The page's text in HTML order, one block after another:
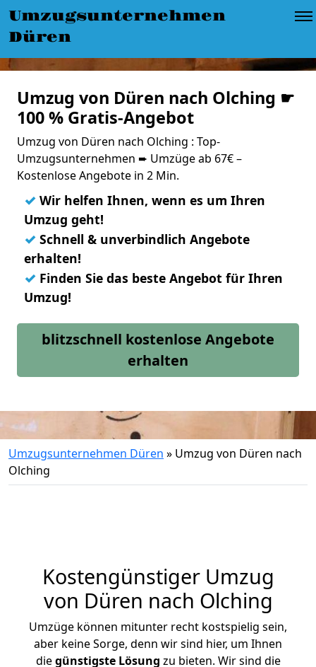
Umzugsunternehmen
Düren
Umzug von Düren nach Olching ☛
100 % Gratis-Angebot
Umzug von Düren nach Olching : Top-
Umzugsunternehmen ➨ Umzüge ab 67€ –
Kostenlose Angebote in 2 Min.
✓ Wir helfen Ihnen, wenn es um Ihren
Umzug geht!
✓ Schnell & unverbindlich Angebote
erhalten!
✓ Finden Sie das beste Angebot für Ihren
Umzug!
blitzschnell kostenlose Angebote
erhalten
Umzugsunternehmen Düren » Umzug von Düren nach
Olching
Kostengünstiger Umzug
von Düren nach Olching
Umzüge können mitunter recht kostspielig sein,
aber keine Sorge, denn wir sind hier, um Ihnen
diegünstigste Lösung zu bieten. Wir sind die